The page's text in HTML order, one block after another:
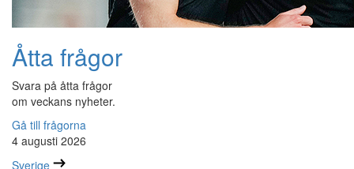
Åtta frågor
Svara på åtta frågor
om veckans nyheter.
Gå till frågorna
4 augusti 2026
Sverige